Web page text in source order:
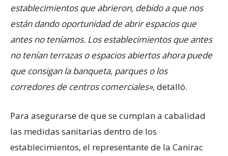
establecimientos que abrieron, debido a que nos
están dando oportunidad de abrir espacios que
antes no teníamos. Los establecimientos que antes
no tenían terrazas o espacios abiertos ahora puede
que consigan la banqueta, parques o los
corredores de centros comerciales», detalló.
Para asegurarse de que se cumplan a cabalidad
las medidas sanitarias dentro de los
establecimientos, el representante de la Canirac